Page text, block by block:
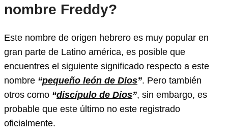
nombre Freddy?
Este nombre de origen hebrero es muy popular en
gran parte de Latino américa, es posible que
encuentres el siguiente significado respecto a este
nombre “pequeño león de Dios”. Pero también
otros como “discípulo de Dios”, sin embargo, es
probable que este último no este registrado
oficialmente.